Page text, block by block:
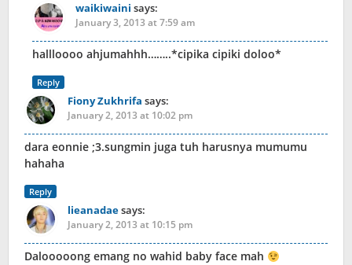
waikiwaini says:
January 3, 2013 at 7:59 am
hallloooo ahjumahhh……..*cipika cipiki doloo*
Reply
Fiony Zukhrifa says:
January 2, 2013 at 10:02 pm
dara eonnie ;3.sungmin juga tuh harusnya mumumu
hahaha
Reply
lieanadaesays:
January 2, 2013 at 10:15 pm
Dalooooong emang no wahid baby face mah